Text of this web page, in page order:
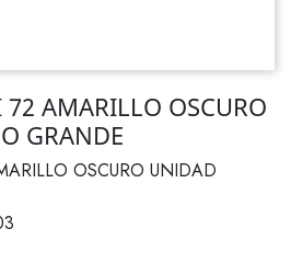
72 AMARILLO OSCURO
GRANDE
OSCURO UNIDAD